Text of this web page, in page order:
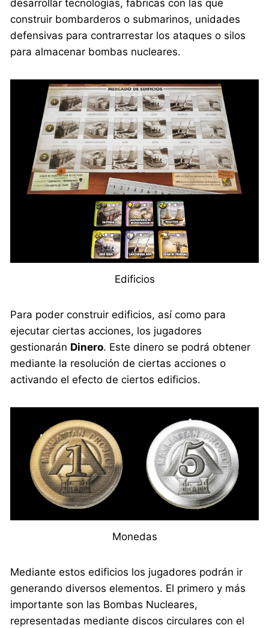
desarrollar tecnologías, fabricas con las que
construir bombarderos o submarinos, unidades
defensivas para contrarrestar los ataques o silos
para almacenar bombas nucleares.
Edificios
Para poder construir edificios, así como para
ejecutar ciertas acciones, los jugadores
gestionarán Dinero. Este dinero se podrá obtener
mediante la resolución de ciertas acciones o
activando el efecto de ciertos edificios.
Monedas
Mediante estos edificios los jugadores podrán ir
generando diversos elementos. El primero y más
importante son las Bombas Nucleares,
representadas mediante discos circulares con el